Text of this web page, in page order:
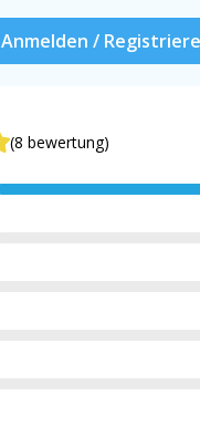
Anmelden /
(8 bewertung)